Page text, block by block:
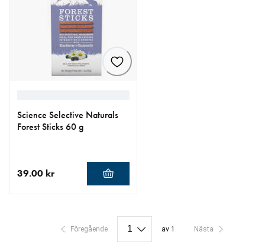
Science Selective Naturals
Forest Sticks 60 g
39.00 kr
Föregående av 1 Nästa